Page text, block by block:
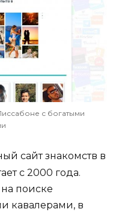
с богатыми
сайт знакомств в
с 2000 года.
поиске
кавалерами, в